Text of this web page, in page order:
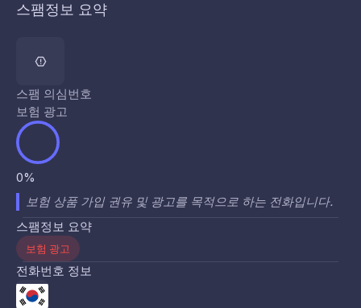
스팸정보 요약
스팸 의심번호
보험 광고
0%
보험 상품 가입 권유 및 광고를 목적으로 하는 전화입니다.
스팸정보 요약
보험 광고
전화번호 정보